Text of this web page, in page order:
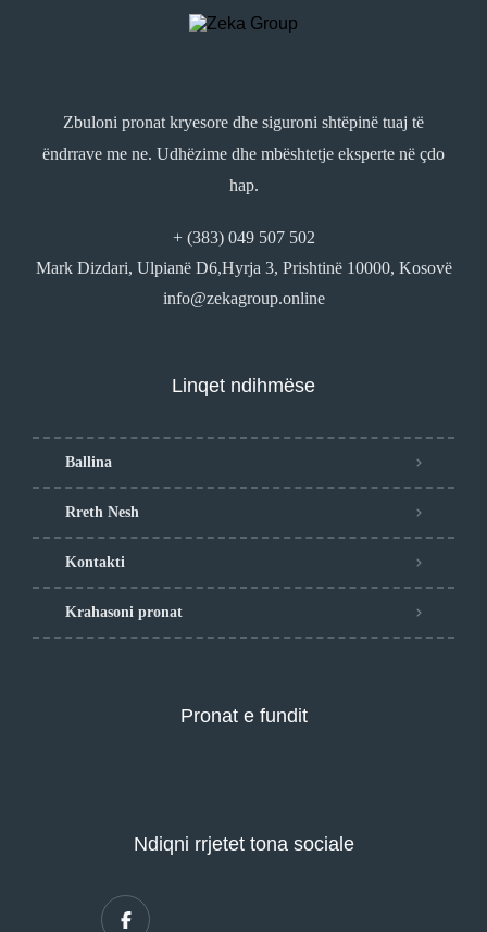
Zbuloni pronat kryesore dhe siguroni shtëpinë tuaj të
ëndrrave me ne. Udhëzime dhe mbështetje eksperte në çdo
hap.
+ (383) 049 507 502
Mark Dizdari, Ulpianë D6,Hyrja 3, Prishtinë 10000, Kosovë
info@zekagroup.online
Linqet ndihmëse
Ballina
Rreth Nesh
Kontakti
Krahasoni pronat
Pronat e fundit
Ndiqni rrjetet tona sociale